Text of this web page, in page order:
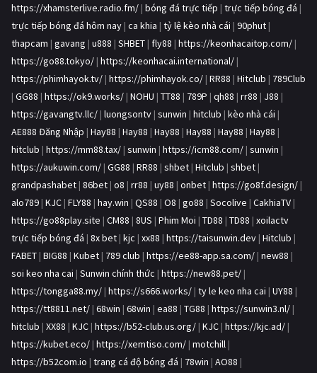
https://xhamsterlive.radio.fm/ | bóng đá trực tiếp | trực tiếp bóng đá |
trực tiếp bóng đá hôm nay | ca khia | tỷ lệ kèo nhà cái | 90phut |
thapcam | gavang | u888 | SHBET | fly88 | https://keonhacaitop.com/ |
https://go88.tokyo/ | https://keonhacai.international/ |
https://phimhayok.tv/ | https://phimhayok.co/ | RR88 | Hitclub | 789Club
| GG88 | https://ok9.works/ | NOHU | TT88 | 789P | qh88 | rr88 | J88 |
https://gavangtv.llc/ | luongsontv | sunwin | hitclub | kèo nhà cái |
AE888 Đăng Nhập | Hay88 | Hay88 | Hay88 | Hay88 | Hay88 | Hay88 |
hitclub | https://mm88.tax/ | sunwin | https://icm88.com/ | sunwin |
https://aukuwin.com/ | GG88 | RR88 | shbet | Hitclub | shbet |
grandpashabet | 86bet | o8 | rr88 | uy88 | onbet | https://go8f.design/ |
alo789 | KJC | FLY88 | hay.win | QS88 | O8 | go88 | Socolive | CakhiaTV |
https://go88play.site | CM88 | 8US | Phim Moi | TD88 | TD88 | xoilactv
trực tiếp bóng đá | 8x bet | kjc | xx88 | https://taisunwin.dev | Hitclub |
FABET | BIG88 | Kubet | 789 club | https://ee88-app.sa.com/ | new88 |
soi keo nha cai | Sunwin chính thức | https://new88.pet/ |
https://tongga88.my/ | https://s666.works/ | ty le keo nha cai | UY88 |
https://tt8811.net/ | 68win | 68win | ea88 | TG88 | https://sunwin3.nl/ |
hitclub | XX88 | KJC | https://b52-club.us.org/ | KJC | https://kjc.ad/ |
https://kubet.eco/ | https://xemtiso.com/ | motchill |
https://b52com.io | trang cá độ bóng đá | 78win | AO88 |